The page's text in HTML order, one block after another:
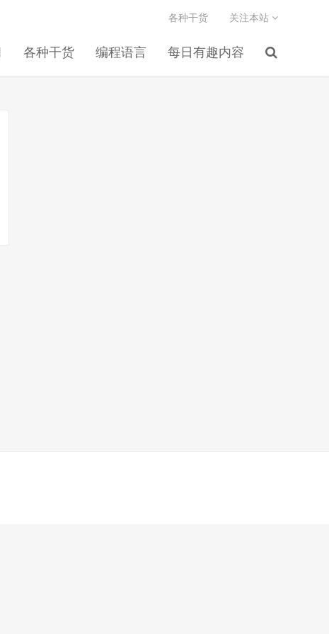
各种干货 编程语言 每日有趣内容
各种干货 关注本站